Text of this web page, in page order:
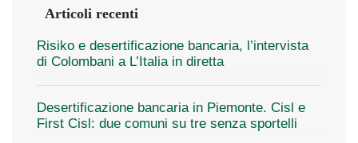
Articoli recenti
Risiko e desertificazione bancaria, l’intervista
di Colombani a L’Italia in diretta
Desertificazione bancaria in Piemonte. Cisl e
First Cisl: due comuni su tre senza sportelli